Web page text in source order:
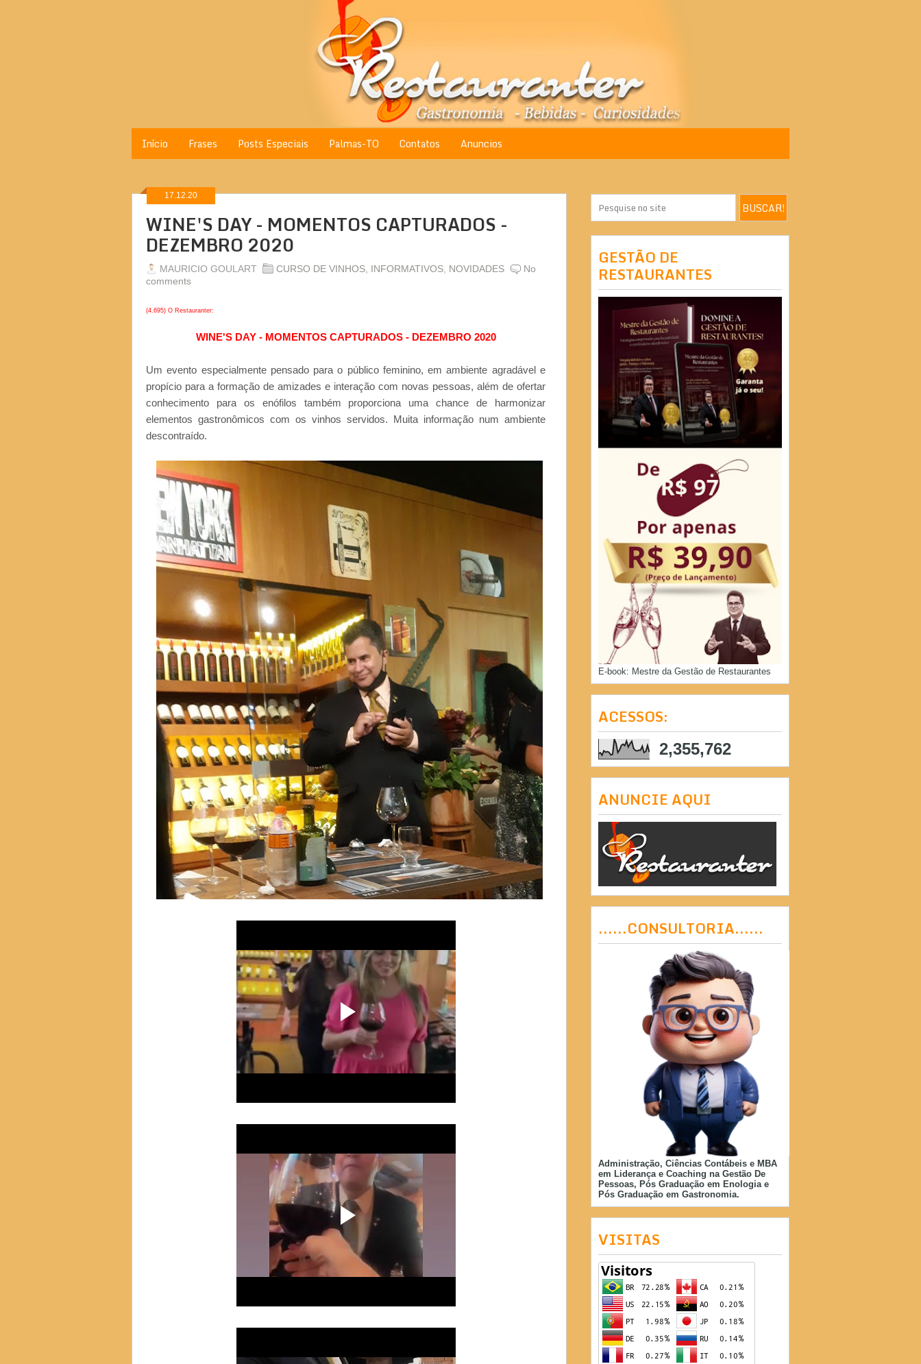
Início Frases Posts Especiais Palmas-TO Contatos Anuncios
17.12.20
WINE'S DAY - MOMENTOS CAPTURADOS -
DEZEMBRO 2020
MAURICIO GOULART CURSO DE VINHOS INFORMATIVOS NOVIDADES
No
comments
(4.695) O Restauranter:
WINE'S DAY - MOMENTOS CAPTURADOS - DEZEMBRO 2020
Um evento especialmente pensado para o público feminino, em ambiente agradável e
propício para a formação de amizades e interação com novas pessoas, além de ofertar
conhecimento para os enófilos também proporciona uma chance de harmonizar
elementos gastronômicos com os vinhos servidos. Muita informação num ambiente
descontraído.
GESTÃO DE
RESTAURANTES
E-book: Mestre da Gestão de Restaurantes
ACESSOS:
2,355,762
ANUNCIE AQUI
......CONSULTORIA......
Administração, Ciências Contábeis e MBA
em Liderança e Coaching na Gestão De
Pessoas, Pós Graduação em Enologia e
Pós Graduação em Gastronomia.
VISITAS